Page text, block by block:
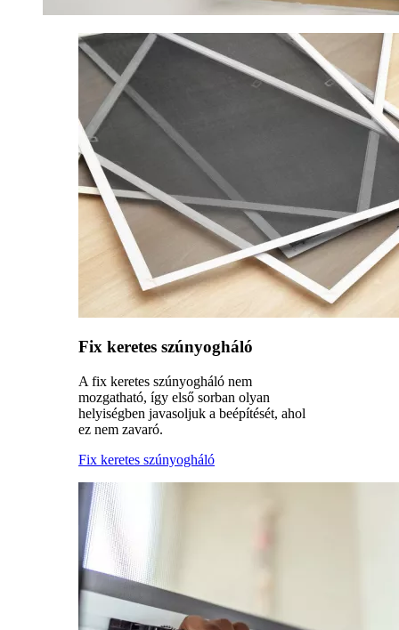
Fix keretes szúnyogháló
A fix keretes szúnyogháló nem
mozgatható, így első sorban olyan
helyiségben javasoljuk a beépítését, ahol
ez nem zavaró.
Fix keretes szúnyogháló